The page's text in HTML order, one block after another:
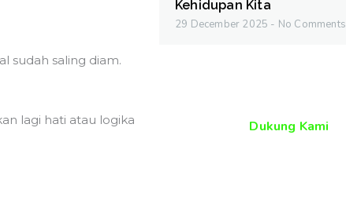
sudah saling diam.
lagi hati atau logika
Kehidupan Kita
29 December 2025 No Comments
Dukung Kami